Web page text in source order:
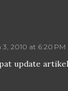
3, 2010 at 6:20 PM
update artikel